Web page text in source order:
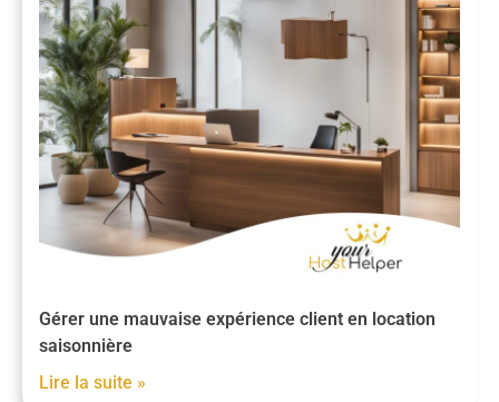
Gérer une mauvaise expérience client en location
saisonnière
Lire la suite »